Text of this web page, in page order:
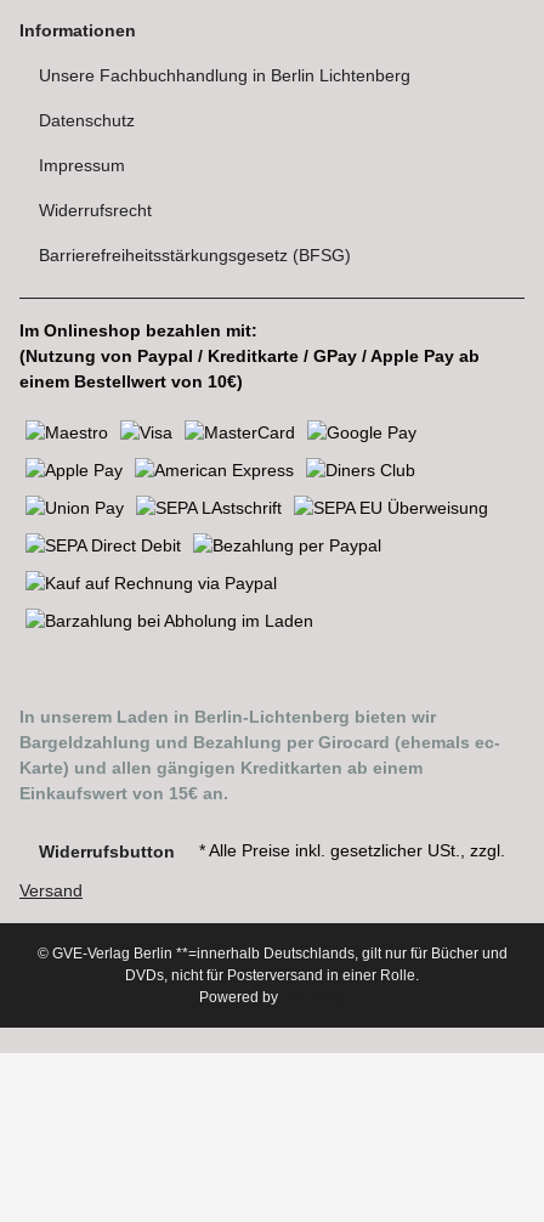
Informationen
Unsere Fachbuchhandlung in Berlin Lichtenberg
Datenschutz
Impressum
Widerrufsrecht
Barrierefreiheitsstärkungsgesetz (BFSG)
Im Onlineshop bezahlen mit:
(Nutzung von Paypal / Kreditkarte / GPay / Apple Pay ab
einem Bestellwert von 10€)
In unserem Laden in Berlin-Lichtenberg bieten wir
Bargeldzahlung und Bezahlung per Girocard (ehemals ec-
Karte) und allen gängigen Kreditkarten ab einem
Einkaufswert von 15€ an.
Widerrufsbutton * Alle Preise inkl. gesetzlicher USt., zzgl.
Versand
© GVE-Verlag Berlin **=innerhalb Deutschlands, gilt nur für Bücher und
DVDs, nicht für Posterversand in einer Rolle.
Powered by